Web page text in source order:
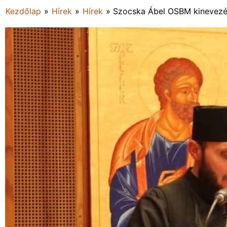
Kezdőlap » Hírek » Hírek » Szocska Ábel OSBM